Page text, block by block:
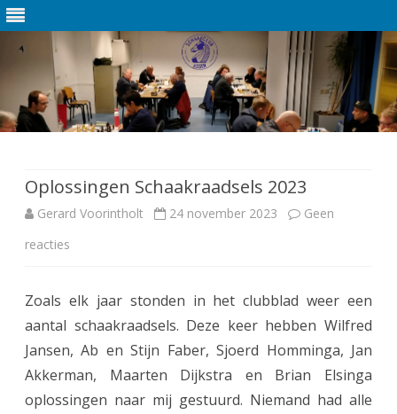
de
inhoud
Oplossingen Schaakraadsels 2023
Gerard Voorintholt 24 november 2023
Geen
reacties
O
l
o
Zoals elk jaar stonden in het clubblad weer een
aantal schaakraadsels. Deze keer hebben Wilfred
Jansen, Ab en Stijn Faber, Sjoerd Homminga, Jan
Akkerman, Maarten Dijkstra en Brian Elsinga
oplossingen naar mij gestuurd. Niemand had alle